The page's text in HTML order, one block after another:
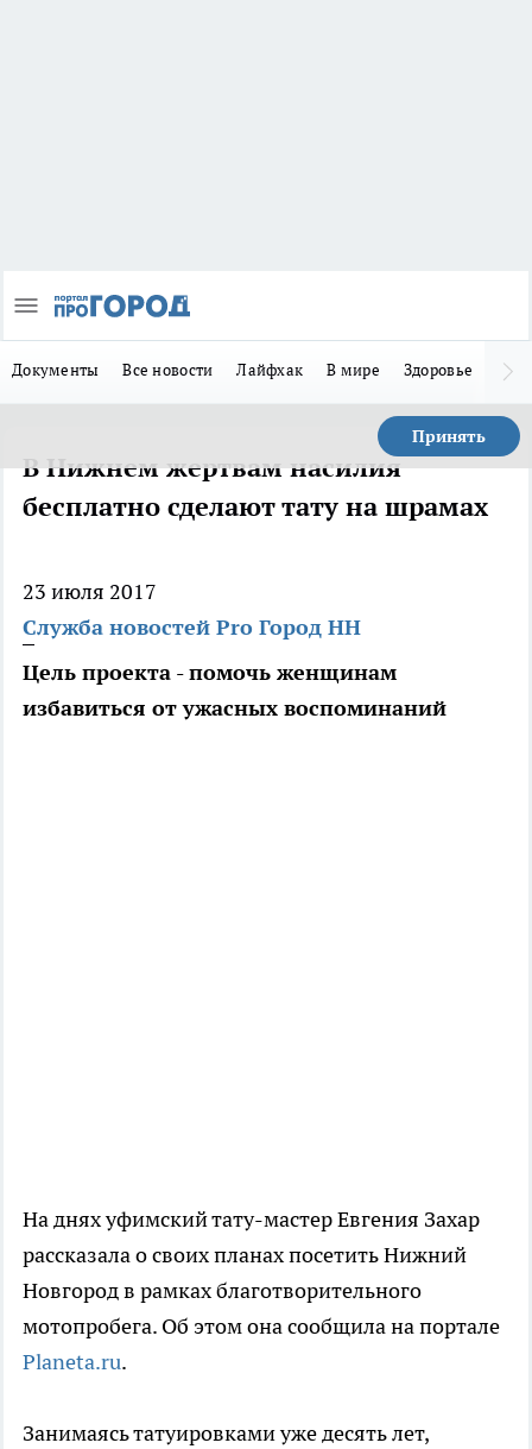
Документы Все новости Лайфхак В мире Здоровье
Принять
В Нижнем жертвам насилия
бесплатно сделают тату на шрамах
23 июля 2017
Служба новостей Pro Город НН
Цель проекта - помочь женщинам
избавиться от ужасных воспоминаний
На днях уфимский тату-мастер Евгения Захар
рассказала о своих планах посетить Нижний
Новгород в рамках благотворительного
мотопробега. Об этом она сообщила на портале
Planeta.ru.
Занимаясь татуировками уже десять лет,